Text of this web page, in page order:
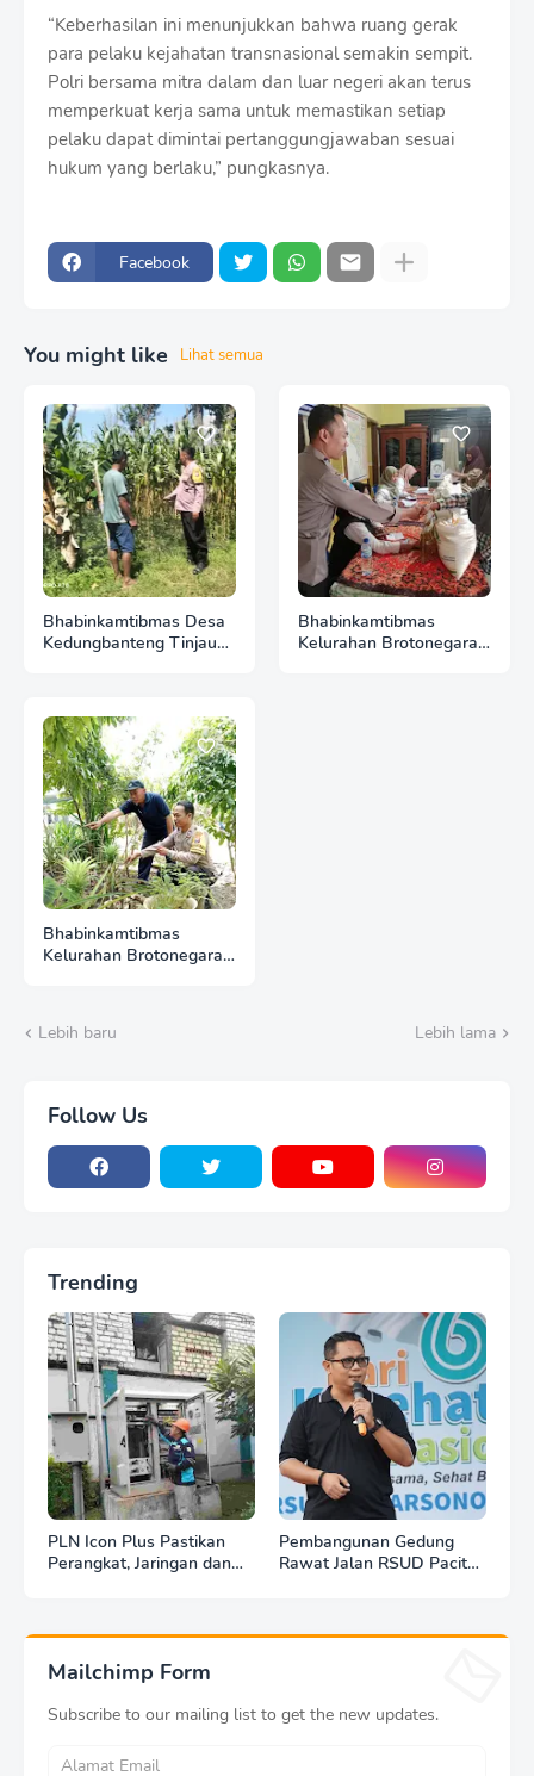
“Keberhasilan ini menunjukkan bahwa ruang gerak
para pelaku kejahatan transnasional semakin sempit.
Polri bersama mitra dalam dan luar negeri akan terus
memperkuat kerja sama untuk memastikan setiap
pelaku dapat dimintai pertanggungjawaban sesuai
hukum yang berlaku,” pungkasnya.
Facebook
You might like Lihat semua
Bhabinkamtibmas Desa
Kedungbanteng Tinjau
Bersama Warga
Bhabinkamtibmas
Kelurahan Brotonegaran
Bhabinkamtibmas
Kelurahan Brotonegaran
Ketahanan Pangan
Lebih baru Lebih lama
Follow Us
Trending
PLN Icon Plus Pastikan
Perangkat, Jaringan dan
Pembangunan Gedung
Rawat Jalan RSUD Pacitan
Mailchimp Form
Subscribe to our mailing list to get the new updates.